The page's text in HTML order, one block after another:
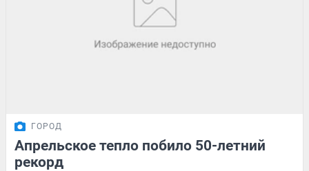
ГОРОД
Апрельское тепло побило 50-летний
рекорд